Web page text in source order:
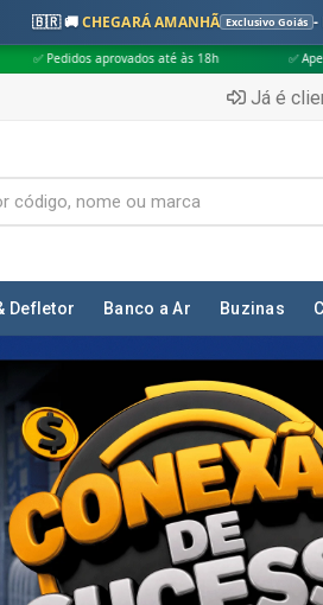
🇧🇷 🚚CHEGARÁ AMANHÃ Exclusivo Goiás -
✅ Apenas transportadoras conveniadas
Já é
Defletor Banco a Ar Buzinas